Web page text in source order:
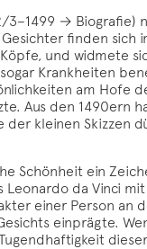
3–1499 →
finden sich
und widmete
Krankheiten
am Hofe
Aus den 1490ern
kleinen Skizzen
Schönheit ein
Leonardo da Vinci
einer Person
einprägte.